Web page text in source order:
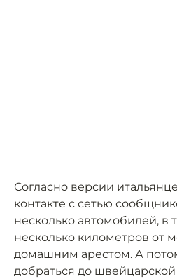
Согласно версии
контакте с сетью
несколько автомобилей, в
несколько километров от
домашним арестом. А
добраться до